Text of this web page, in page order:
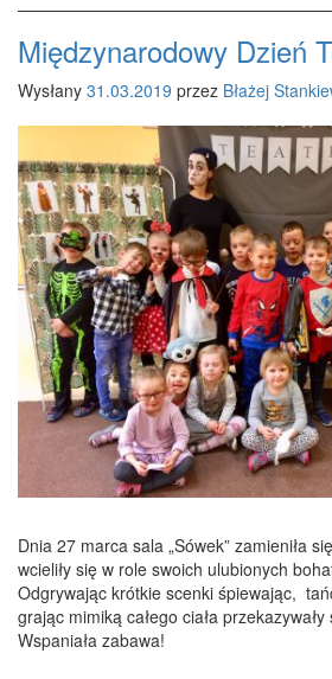
Międzynarodowy Dzień
Wysłany 31.03.2019 przez Błażej
Dnia 27 marca sala „Sówek” zamieniła
wcieliły się w role swoich ulubionych
Odgrywając krótkie scenki śpiewając,
grając mimiką całego ciała
Wspaniała zabawa!